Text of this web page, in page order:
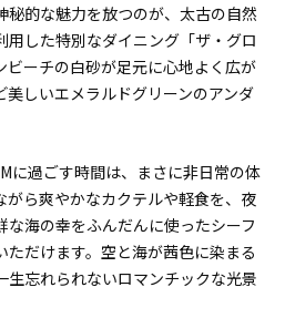
秘的な魅力を放つのが、太古の自然
した特別なダイニング「ザ・グロ
ビーチの白砂が足元に心地よく広が
美しいエメラルドグリーンのアンダ
に過ごす時間は、まさに非日常の体
ら爽やかなカクテルや軽食を、夜
な海の幸をふんだんに使ったシーフ
だけます。空と海が茜色に染まる
生忘れられないロマンチックな光景